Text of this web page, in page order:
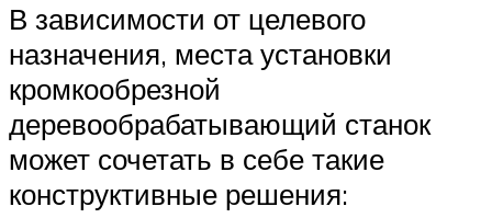
В зависимости от целевого
назначения, места установки
кромкообрезной
деревообрабатывающий станок
может сочетать в себе такие
конструктивные решения: